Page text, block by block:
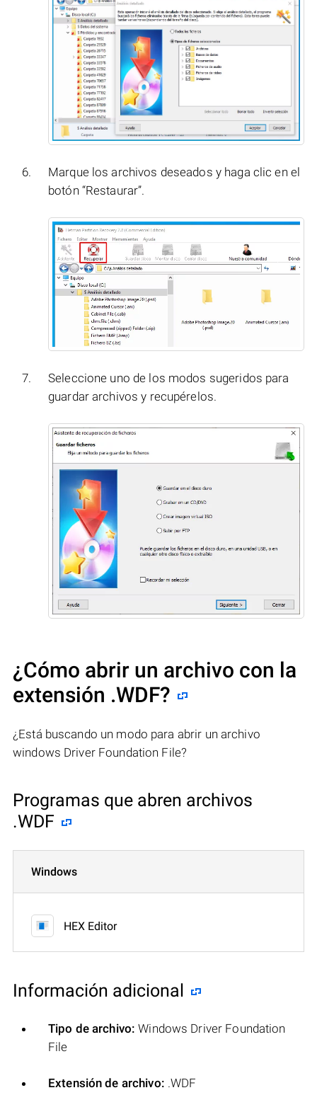
Marque los archivos deseados y haga clic en el
botón “Restaurar”.
Seleccione uno de los modos sugeridos para
guardar archivos y recupérelos.
¿Cómo abrir un archivo con la
extensión .WDF?
¿Está buscando un modo para abrir un archivo
windows Driver Foundation File?
Programas que abren archivos
.WDF
Windows
HEX Editor
Información adicional
Tipo de archivo: Windows Driver Foundation
File
Extensión de archivo: .WDF